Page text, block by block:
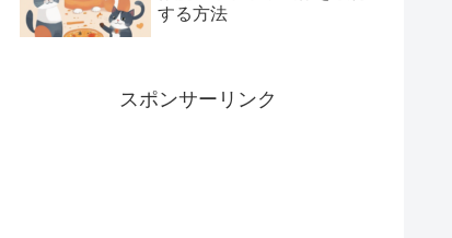
する方法
スポンサーリンク